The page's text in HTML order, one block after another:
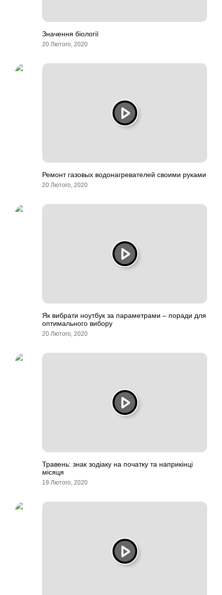
Значення біології
20 Лютого, 2020
Ремонт газовых водонагревателей своими руками
20 Лютого, 2020
Як вибрати ноутбук за параметрами – поради для
оптимального вибору
20 Лютого, 2020
Травень: знак зодіаку на початку та наприкінці
місяця
19 Лютого, 2020